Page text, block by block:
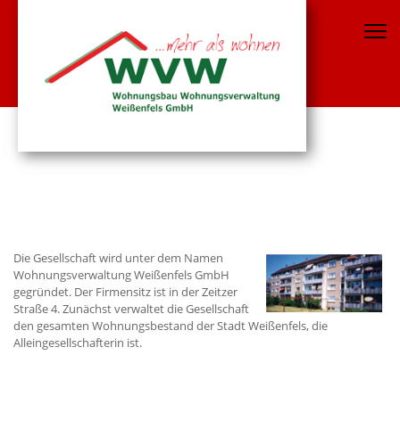
Die Gesellschaft wird unter dem Namen
Wohnungsverwaltung Weißenfels GmbH
gegründet. Der Firmensitz ist in der Zeitzer
Straße 4. Zunächst verwaltet die Gesellschaft
den gesamten Wohnungsbestand der Stadt Weißenfels, die
Alleingesellschafterin ist.